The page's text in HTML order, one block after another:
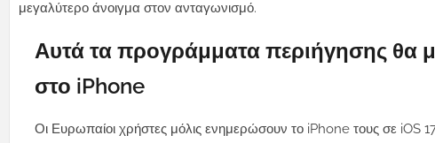
μεγαλύτερο άνοιγμα στον ανταγωνισμό.
Αυτά τα προγράμματα περιήγησης θα
στο iPhone
Οι Ευρωπαίοι χρήστες μόλις ενημερώσουν το iPhone τους σε iOS